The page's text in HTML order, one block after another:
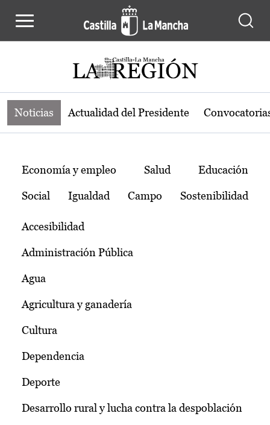
Noticias de la región de Castilla-La
Noticias Actualidad del Presidente
Temas
Economía y empleo Salud Educación
Social Igualdad Campo Sostenibilidad
Accesibilidad
Administración Pública
Agua
Agricultura y ganadería
Cultura
Dependencia
Deporte
Desarrollo rural y lucha contra la despoblación